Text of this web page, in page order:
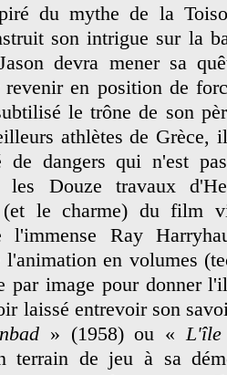
du mythe de la
son intrigue sur la
devra mener sa
en position de
le trône de son
athlètes de Grèce,
dangers qui n'est
les Douze travaux
le charme) du film
l'immense Ray
en volumes
par image pour donner
laissé entrevoir son
» (1958) ou « L'île
de jeu à sa